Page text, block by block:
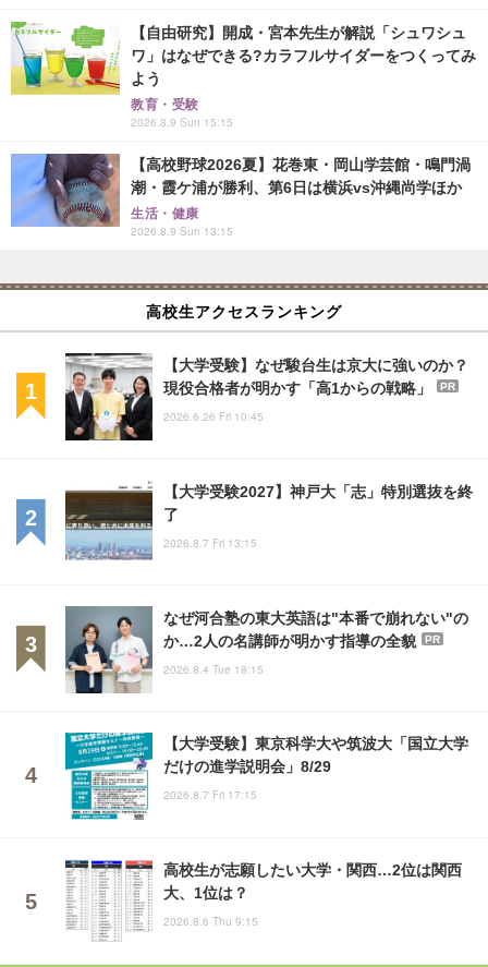
【自由研究】開成・宮本先生が解説「シュワシュ
ワ」はなぜできる?カラフルサイダーをつくってみ
よう
教育・受験
2026.8.9 Sun 15:15
【高校野球2026夏】花巻東・岡山学芸館・鳴門渦
潮・霞ケ浦が勝利、第6日は横浜vs沖縄尚学ほか
生活・健康
2026.8.9 Sun 13:15
高校生アクセスランキング
【大学受験】なぜ駿台生は京大に強いのか？
現役合格者が明かす「高1からの戦略」
PR
2026.6.26 Fri 10:45
【大学受験2027】神戸大「志」特別選抜を終
了
2026.8.7 Fri 13:15
なぜ河合塾の東大英語は"本番で崩れない"の
か…2人の名講師が明かす指導の全貌
PR
2026.8.4 Tue 18:15
【大学受験】東京科学大や筑波大「国立大学
だけの進学説明会」8/29
2026.8.7 Fri 17:15
高校生が志願したい大学・関西…2位は関西
大、1位は？
2026.8.6 Thu 9:15